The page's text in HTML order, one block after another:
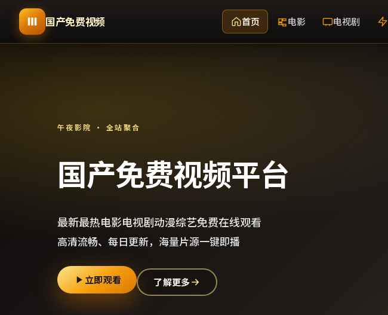
国产免费视频 首页 电影 电视剧
午夜影院 · 全站聚合
国产免费视频平台
最新最热电影电视剧动漫综艺免费在线观看
高清流畅、每日更新，海量片源一键即播
立即观看 了解更多